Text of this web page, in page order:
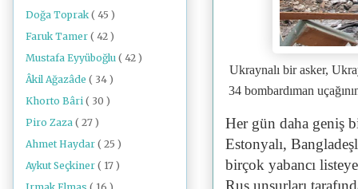
Ukraynalı bir asker,
34 bombardıman
Her gün daha geniş
Estonyalı,
birçok yabancı
Rus unsurları
Doğa Toprak ( 45 )
Faruk Tamer ( 42 )
Mustafa Eyyüboğlu ( 42 )
Âkil Ağazâde ( 34 )
Khorto Bâri ( 30 )
Piro Zaza ( 27 )
Ahmet Haydar ( 25 )
Aykut Seçkiner ( 17 )